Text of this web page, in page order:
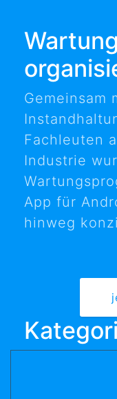
Gemeinsam
Fachleuten
Industrie
App für
hinweg